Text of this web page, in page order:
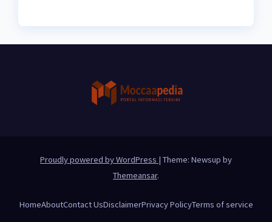
Proudly powered by WordPress | Theme: Newsup by
Themeansar.
HomeAboutContact UsDisclaimerPrivacy PolicyTerms of service